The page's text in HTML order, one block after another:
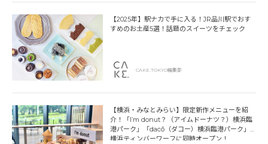
【2025年】駅ナカで手に入る！JR品川駅でおす
すめのお土産5選！話題のスイーツをチェック
CAKE.TOKYO編集部
【横浜・みなとみらい】限定新作メニューを紹
介！「I’m donut？（アイムドーナツ？）横浜臨
港パーク」「dacō（ダコー）横浜臨港パーク」
横浜ティンバーワーフに同時オープン！